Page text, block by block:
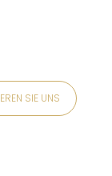
SIE UNS